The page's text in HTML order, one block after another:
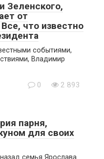
Зеленского,
от
что известно
событиями,
Владимир
0 2 893
парня,
для своих
семья Ярослава